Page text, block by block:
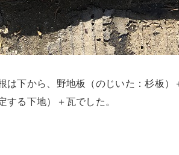
は下から、野地板（のじいた：杉板
する下地）＋瓦でした。